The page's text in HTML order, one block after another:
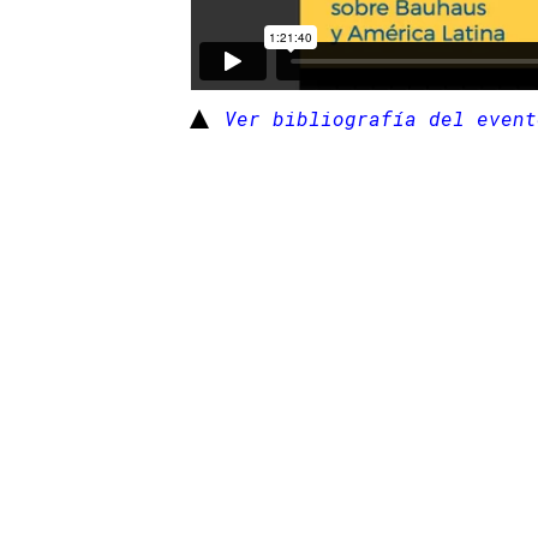
Ver bibliografía del